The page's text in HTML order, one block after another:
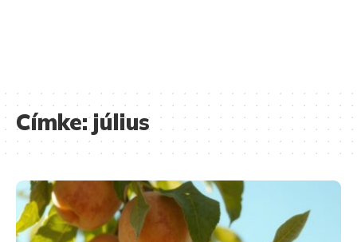
Címke:július